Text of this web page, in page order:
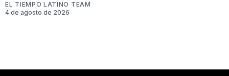
EL TIEMPO LATINO TEAM
4 de agosto de 2026